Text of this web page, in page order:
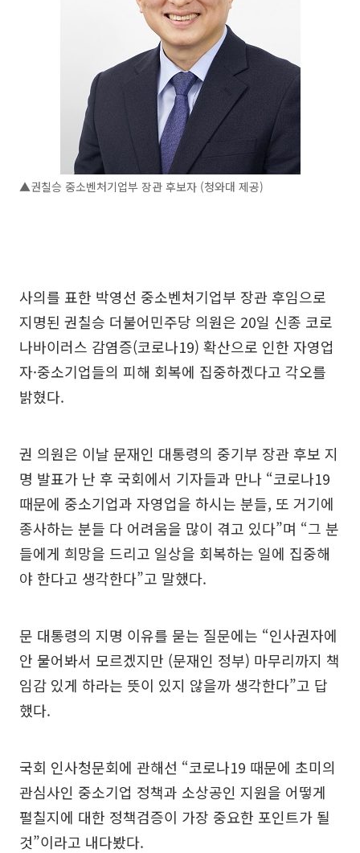
▲권칠승 중소벤처기업부 장관 후보자 (청와대 제공)
사의를 표한 박영선 중소벤처기업부 장관 후임으로
지명된 권칠승 더불어민주당 의원은 20일 신종 코로
나바이러스 감염증(코로나19) 확산으로 인한 자영업
자·중소기업들의 피해 회복에 집중하겠다고 각오를
밝혔다.
권 의원은 이날 문재인 대통령의 중기부 장관 후보 지
명 발표가 난 후 국회에서 기자들과 만나 “코로나19
때문에 중소기업과 자영업을 하시는 분들, 또 거기에
종사하는 분들 다 어려움을 많이 겪고 있다”며 “그 분
들에게 희망을 드리고 일상을 회복하는 일에 집중해
야 한다고 생각한다”고 말했다.
문 대통령의 지명 이유를 묻는 질문에는 “인사권자에
안 물어봐서 모르겠지만 (문재인 정부) 마무리까지 책
임감 있게 하라는 뜻이 있지 않을까 생각한다”고 답
했다.
국회 인사청문회에 관해선 “코로나19 때문에 초미의
관심사인 중소기업 정책과 소상공인 지원을 어떻게
펼칠지에 대한 정책검증이 가장 중요한 포인트가 될
것”이라고 내다봤다.